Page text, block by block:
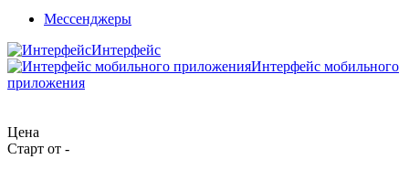
Мессенджеры
Интерфейс
Интерфейс мобильного
приложения
Цена
Старт от -